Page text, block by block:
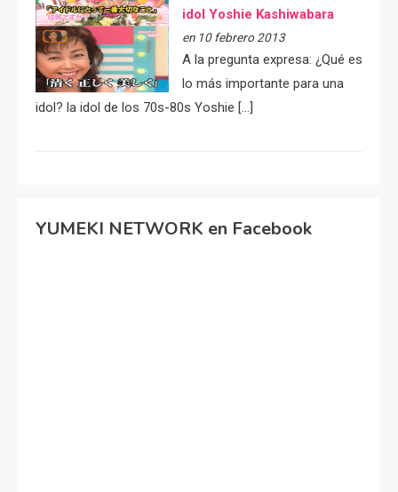
idol Yoshie Kashiwabara
en 10 febrero 2013
A la pregunta expresa: ¿Qué es
lo más importante para una
idol? la idol de los 70s-80s Yoshie […]
YUMEKI NETWORK en Facebook